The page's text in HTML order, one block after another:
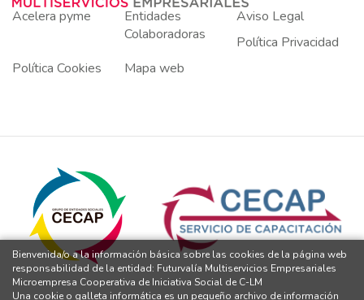
Acelera pyme
Entidades
Colaboradoras
Aviso Legal
Política Privacidad
Política Cookies
Mapa web
Bienvenida/o a la información básica sobre las cookies de la página web
responsabilidad de la entidad: Futurvalía Multiservicios Empresariales
Microempresa Cooperativa de Iniciativa Social de C-LM
Una cookie o galleta informática es un pequeño archivo de información